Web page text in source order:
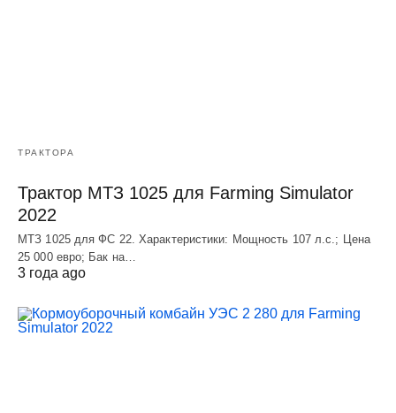
ТРАКТОРА
Трактор МТЗ 1025 для Farming Simulator
2022
МТЗ 1025 для ФС 22. Характеристики: Мощность 107 л.c.; Цена
25 000 евро; Бак на…
3 года ago